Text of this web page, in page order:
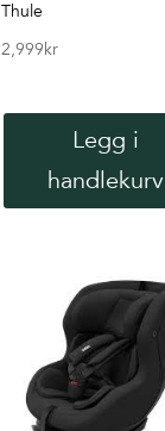
Thule
2,999kr
Legg i
handlekurv